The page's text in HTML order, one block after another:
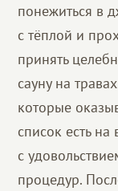
понежиться в
с тёплой и
принять
сауну на
которые
список есть
с
процедур.